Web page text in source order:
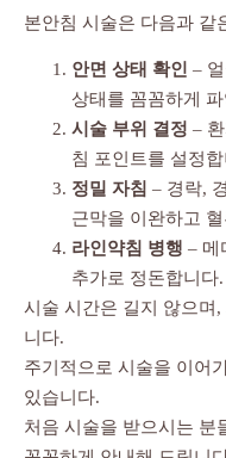
본안침 시술은 다음과 같
안면 상태 확인 –
상태를 꼼꼼하게
시술 부위 결정 –
침 포인트를 설정
정밀 자침 – 경락,
근막을 이완하고
라인약침 병행 – 메
추가로 정돈합니다.
시술 시간은 길지 않으며,
니다.
주기적으로 시술을 이어
있습니다.
처음 시술을 받으시는 분